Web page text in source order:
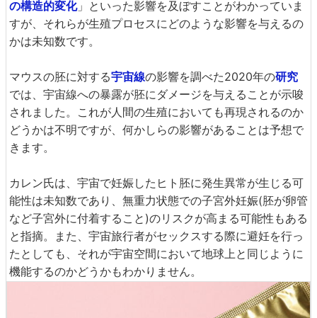
の構造的変化」といった影響を及ぼすことがわかっていま
すが、それらが生殖プロセスにどのような影響を与えるの
かは未知数です。
マウスの胚に対する宇宙線の影響を調べた2020年の研究
では、宇宙線への暴露が胚にダメージを与えることが示唆
されました。これが人間の生殖においても再現されるのか
どうかは不明ですが、何かしらの影響があることは予想で
きます。
カレン氏は、宇宙で妊娠したヒト胚に発生異常が生じる可
能性は未知数であり、無重力状態での子宮外妊娠(胚が卵管
など子宮外に付着すること)のリスクが高まる可能性もある
と指摘。また、宇宙旅行者がセックスする際に避妊を行っ
たとしても、それが宇宙空間において地球上と同じように
機能するのかどうかもわかりません。